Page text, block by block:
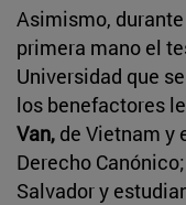
Asimismo,
primera mano el
Universidad que
los benefactores
Van, de Vietnam y
Derecho
Salvador y